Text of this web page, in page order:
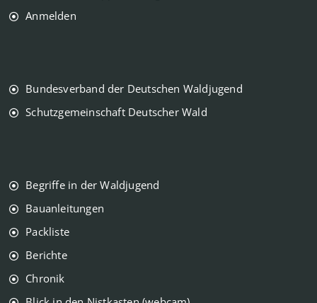
Anmelden
Bundesverband der Deutschen Waldjugend
Schutzgemeinschaft Deutscher Wald
Begriffe in der Waldjugend
Bauanleitungen
Packliste
Berichte
Chronik